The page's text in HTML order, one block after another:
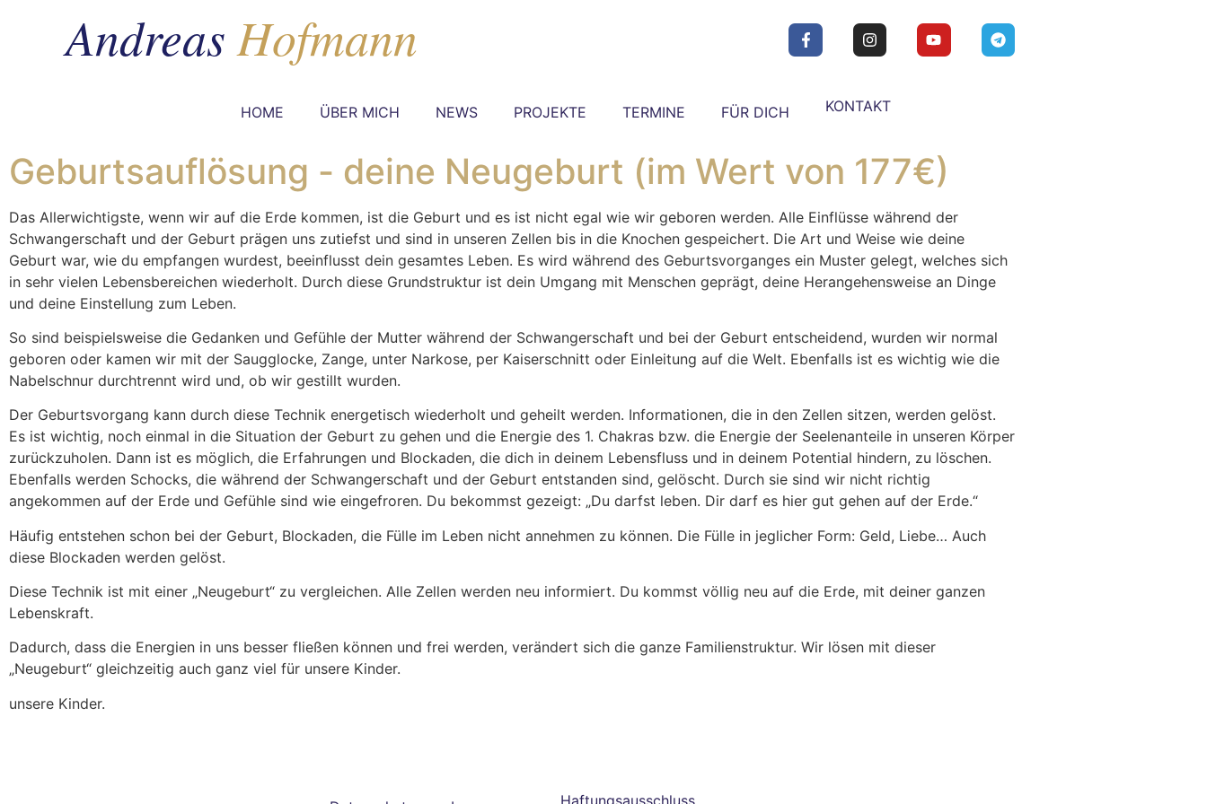
HOME ÜBER MICH NEWS PROJEKTE TERMINE FÜR DICH KONTAKT
Geburtsauflösung - deine Neugeburt (im Wert von 177€)
Das Allerwichtigste, wenn wir auf die Erde kommen, ist die Geburt und es ist nicht egal wie wir geboren werden. Alle Einflüsse während der
Schwangerschaft und der Geburt prägen uns zutiefst und sind in unseren Zellen bis in die Knochen gespeichert. Die Art und Weise wie deine
Geburt war, wie du empfangen wurdest, beeinflusst dein gesamtes Leben. Es wird während des Geburtsvorganges ein Muster gelegt, welches sich
in sehr vielen Lebensbereichen wiederholt. Durch diese Grundstruktur ist dein Umgang mit Menschen geprägt, deine Herangehensweise an Dinge
und deine Einstellung zum Leben.
So sind beispielsweise die Gedanken und Gefühle der Mutter während der Schwangerschaft und bei der Geburt entscheidend, wurden wir normal
geboren oder kamen wir mit der Saugglocke, Zange, unter Narkose, per Kaiserschnitt oder Einleitung auf die Welt. Ebenfalls ist es wichtig wie die
Nabelschnur durchtrennt wird und, ob wir gestillt wurden.
Der Geburtsvorgang kann durch diese Technik energetisch wiederholt und geheilt werden. Informationen, die in den Zellen sitzen, werden gelöst.
Es ist wichtig, noch einmal in die Situation der Geburt zu gehen und die Energie des 1. Chakras bzw. die Energie der Seelenanteile in unseren Körper
zurückzuholen. Dann ist es möglich, die Erfahrungen und Blockaden, die dich in deinem Lebensfluss und in deinem Potential hindern, zu löschen.
Ebenfalls werden Schocks, die während der Schwangerschaft und der Geburt entstanden sind, gelöscht. Durch sie sind wir nicht richtig
angekommen auf der Erde und Gefühle sind wie eingefroren. Du bekommst gezeigt: „Du darfst leben. Dir darf es hier gut gehen auf der Erde.“
Häufig entstehen schon bei der Geburt, Blockaden, die Fülle im Leben nicht annehmen zu können. Die Fülle in jeglicher Form: Geld, Liebe… Auch
diese Blockaden werden gelöst.
Diese Technik ist mit einer „Neugeburt“ zu vergleichen. Alle Zellen werden neu informiert. Du kommst völlig neu auf die Erde, mit deiner ganzen
Lebenskraft.
Dadurch, dass die Energien in uns besser fließen können und frei werden, verändert sich die ganze Familienstruktur. Wir lösen mit dieser
„Neugeburt“ gleichzeitig auch ganz viel für unsere Kinder.
unsere Kinder.
Haftungsausschluss